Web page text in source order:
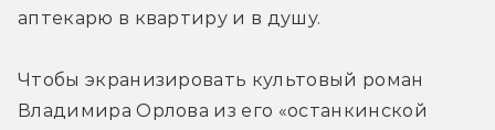
аптекарю в квартиру и в душу.
Чтобы экранизировать культовый роман
Владимира Орлова из его «останкинской